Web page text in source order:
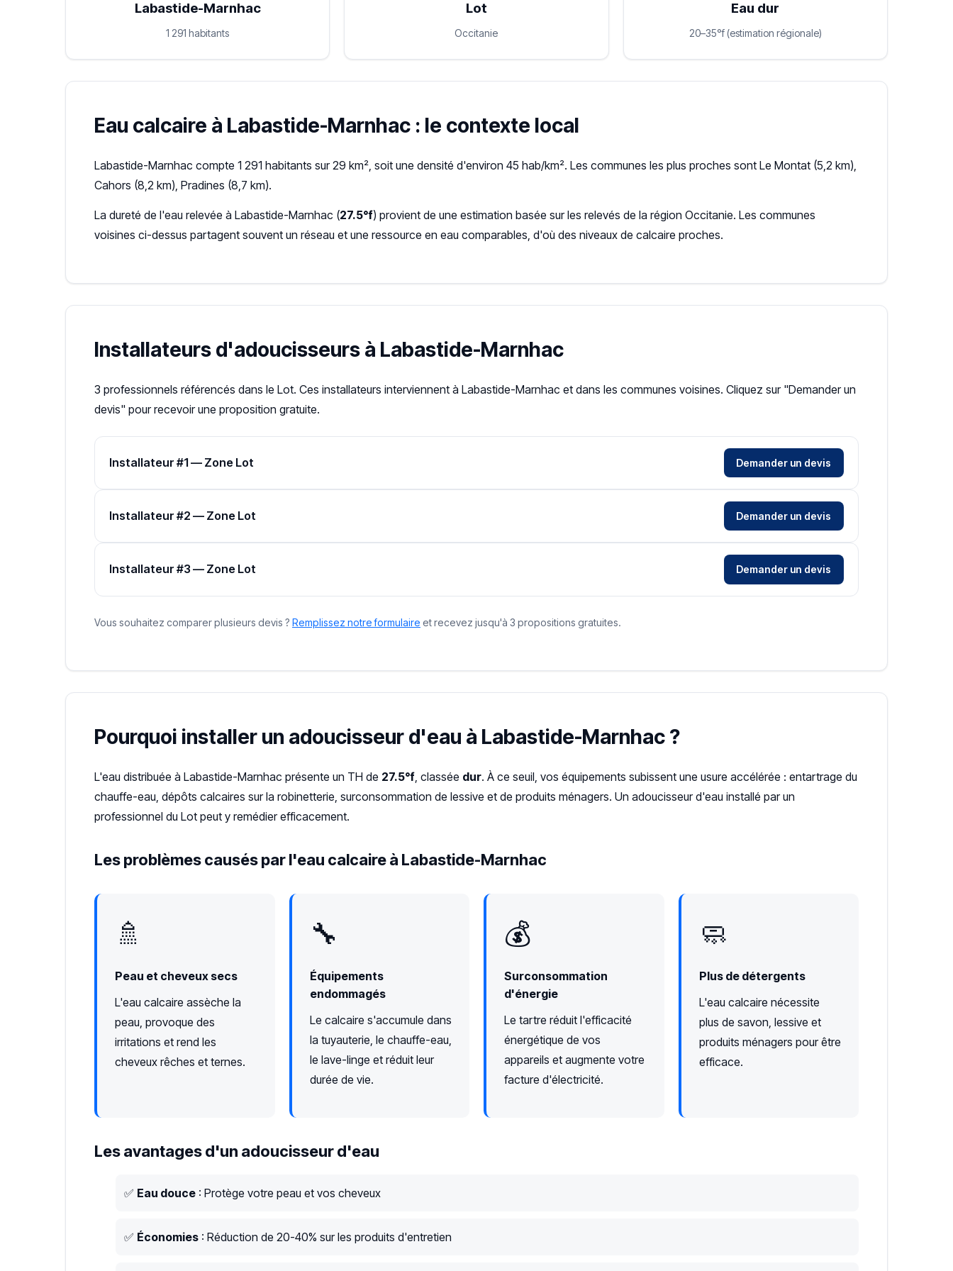
Labastide-Marnhac
1 291 habitants
Lot
Occitanie
Eau dur
20–35°f (estimation régionale)
Eau calcaire à Labastide-Marnhac : le contexte local
Labastide-Marnhac compte 1 291 habitants sur 29 km², soit une densité d'environ 45 hab/km². Les communes les plus proches sont Le Montat (5,2 km),
Cahors (8,2 km), Pradines (8,7 km).
La dureté de l'eau relevée à Labastide-Marnhac (27.5°f) provient de une estimation basée sur les relevés de la région Occitanie. Les communes
voisines ci-dessus partagent souvent un réseau et une ressource en eau comparables, d'où des niveaux de calcaire proches.
Installateurs d'adoucisseurs à Labastide-Marnhac
3 professionnels référencés dans le Lot. Ces installateurs interviennent à Labastide-Marnhac et dans les communes voisines. Cliquez sur "Demander un
devis" pour recevoir une proposition gratuite.
Installateur #1 — Zone Lot Demander un devis
Installateur #2 — Zone Lot Demander un devis
Installateur #3 — Zone Lot Demander un devis
Vous souhaitez comparer plusieurs devis ? Remplissez notre formulaire et recevez jusqu'à 3 propositions gratuites.
Pourquoi installer un adoucisseur d'eau à Labastide-Marnhac ?
L'eau distribuée à Labastide-Marnhac présente un TH de 27.5°f , classée dur. À ce seuil, vos équipements subissent une usure accélérée : entartrage du
chauffe-eau, dépôts calcaires sur la robinetterie, surconsommation de lessive et de produits ménagers. Un adoucisseur d'eau installé par un
professionnel du Lot peut y remédier efficacement.
Les problèmes causés par l'eau calcaire à Labastide-Marnhac
🚿
Peau et cheveux secs
L'eau calcaire assèche la
peau, provoque des
irritations et rend les
cheveux rêches et ternes.
🔧
Équipements
endommagés
Le calcaire s'accumule dans
la tuyauterie, le chauffe-eau,
le lave-linge et réduit leur
durée de vie.
💰
Surconsommation
d'énergie
Le tartre réduit l'efficacité
énergétique de vos
appareils et augmente votre
facture d'électricité.
🧼
Plus de détergents
L'eau calcaire nécessite
plus de savon, lessive et
produits ménagers pour être
efficace.
Les avantages d'un adoucisseur d'eau
✅ Eau douce : Protège votre peau et vos cheveux
✅ Économies : Réduction de 20-40% sur les produits d'entretien